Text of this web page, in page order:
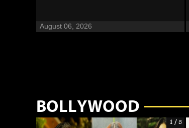
August 06, 2026
BOLLYWOOD
1 / 5